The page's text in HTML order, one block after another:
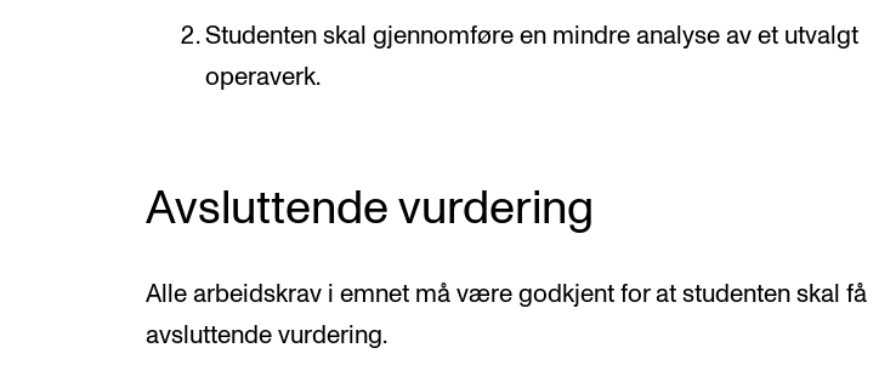
Studenten skal gjennomføre en mindre analyse av et utvalgt
operaverk.
Avsluttende vurdering
Alle arbeidskrav i emnet må være godkjent for at studenten skal få
avsluttende vurdering.